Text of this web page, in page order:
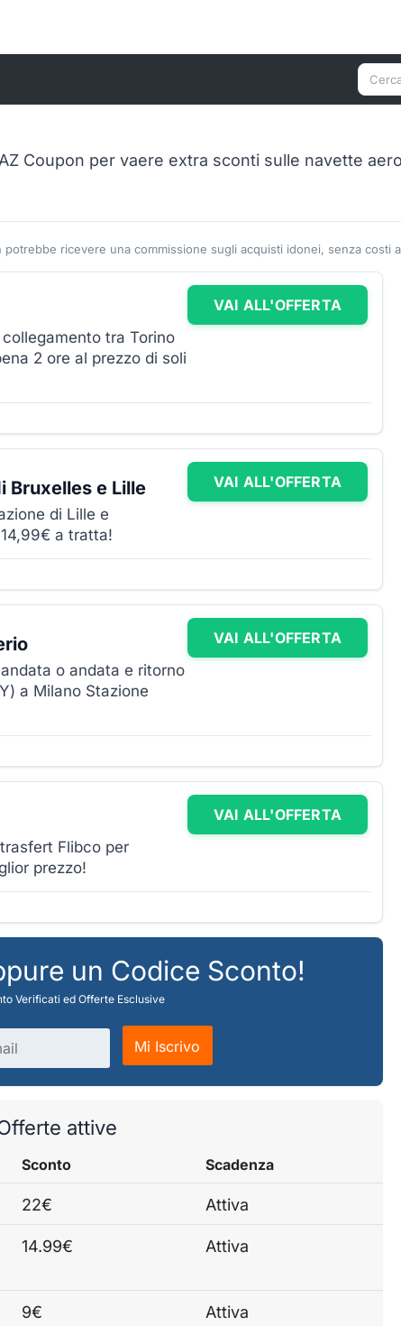
Cerca
Coupon per vaere extra sconti sulle navette
ricevere una commissione sugli acquisti idonei, senza costi
tra Torino
2 ore al prezzo di soli
VAI ALL'OFFERTA
Bruxelles e Lille
di Lille e
a tratta!
VAI ALL'OFFERTA
o andata e ritorno
a Milano Stazione
VAI ALL'OFFERTA
Flibco per
prezzo!
VAI ALL'OFFERTA
un Codice Sconto!
Verificati ed Offerte Esclusive
Mi Iscrivo
attive
Sconto Scadenza
22€ Attiva
14.99€ Attiva
9€ Attiva